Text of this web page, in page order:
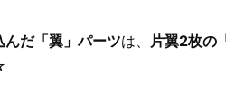
だ「翼」パーツは、 片翼2枚の